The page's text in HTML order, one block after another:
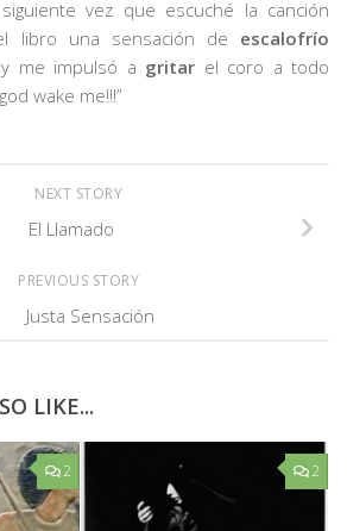
vez que escuché la canción
libro una sensación de escalofrío
me impulsó a gritar el coro a todo
wake me!!!”
NEXT STORY
El Llamado
PREVIOUS STORY
Justa Sensación
LIKE...
2 2